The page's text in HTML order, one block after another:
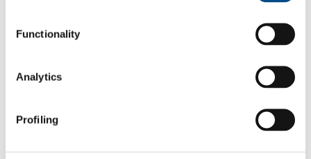
Functionality
Analytics
Profiling
Lavorazione acciaio al carbonio
SOL per l'industria
Hai bisogno di più informazioni?
Contattaci